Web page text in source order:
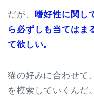
だが、 嗜好性に関し
ら必ずしも当てはま
て欲しい。
猫の好みに合わせて
を模索していくんだ。